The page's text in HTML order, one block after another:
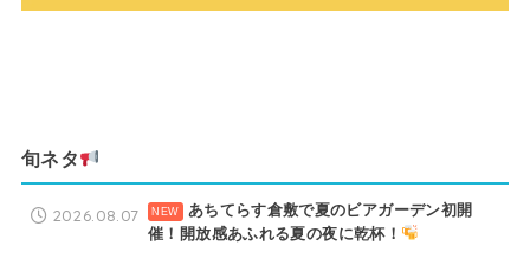
旬ネタ
あちてらす倉敷で夏のビアガーデン初開
催！開放感あふれる夏の夜に乾杯！
2026.08.07